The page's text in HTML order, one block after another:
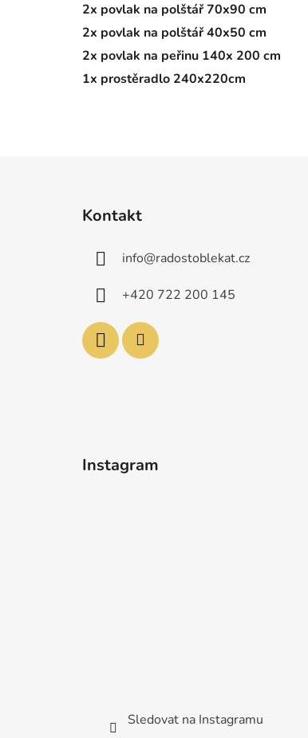
2x povlak na polštář 70x90 cm
2x povlak na polštář 40x50 cm
2x povlak na peřinu 140x 200 cm
1x prostěradlo 240x220cm
Kontakt
info@radostoblekat.cz
+420 722 200 145
Instagram
Sledovat na Instagramu